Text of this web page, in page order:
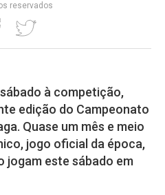
reservados
à competição,
edição do Campeonato
Quase um mês e meio
jogo oficial da época,
jogam este sábado em